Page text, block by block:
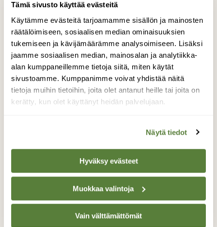
Tämä sivusto käyttää evästeitä
Käytämme evästeitä tarjoamamme sisällön ja mainosten
räätälöimiseen, sosiaalisen median ominaisuuksien
tukemiseen ja kävijämäärämme analysoimiseen. Lisäksi
jaamme sosiaalisen median, mainosalan ja analytiikka-
alan kumppaneillemme tietoja siitä, miten käytät
sivustoamme. Kumppanimme voivat yhdistää näitä
tietoja muihin tietoihin, joita olet antanut heille tai joita on
kerätty, kun olet käyttänyt heidän palvelujaan.
Näytä tiedot
Hyväksy evästeet
Muokkaa valintoja
Vain välttämättömät
Aamurusko Klo:04.34
Aamurusko, Aurajoki, Vanhalinna, Lieto
22.5.2026 Klo:04.35
Valokuvaaja: Juhani Peltonen, Lieto 22.5.2026